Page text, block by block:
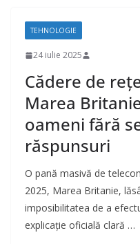
TEHNOLOGIE
24 iulie 2025
Cădere de
Marea
oameni fără
răspunsuri
O pană masivă de
2025, Marea Britanie,
imposibilitatea de a
explicație oficială clară …